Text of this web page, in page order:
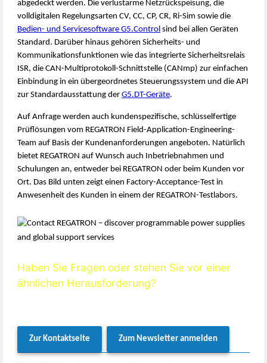
abgedeckt werden. Die verlustarme Netzrückspeisung, die
volldigitalen Regelungsarten CV, CC, CP, CR, Ri-Sim sowie die
Bedien- und Servicesoftware G5.Control sind bei allen Geräten
Standard. Darüber hinaus gehören Sicherheits- und
Kommunikationsfunktionen wie das integrierte Sicherheitsrelais
ISR, die CAN-Multiprotokoll-Schnittstelle (CANmp) zur einfachen
Einbindung in ein übergeordnetes Steuerungssystem und die API
zur Standardausstattung der G5.DT-Geräte.
Auf Anfrage werden auch kundenspezifische, schlüsselfertige
Prüflösungen vom REGATRON Field-Application-Engineering-
Team auf Basis der Kundenanforderungen angeboten. Natürlich
bietet REGATRON auf Wunsch auch Inbetriebnahmen und
Schulungen an, entweder bei REGATRON oder beim Kunden vor
Ort. Das Bild unten zeigt einen Factory-Acceptance-Test in
Anwesenheit des Kunden in einem der REGATRON-Testlabors.
Haben Sie Fragen oder stehen Sie vor einer
ähnlichen Herausforderung?
Zur Kontaktseite Zum Newsletter anmelden